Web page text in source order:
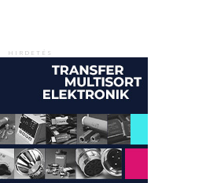
HIRDETÉS